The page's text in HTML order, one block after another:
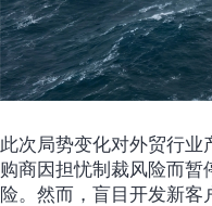
此次局势变化对外贸行
购商因担忧制裁风险而
险。然而，盲目开发新